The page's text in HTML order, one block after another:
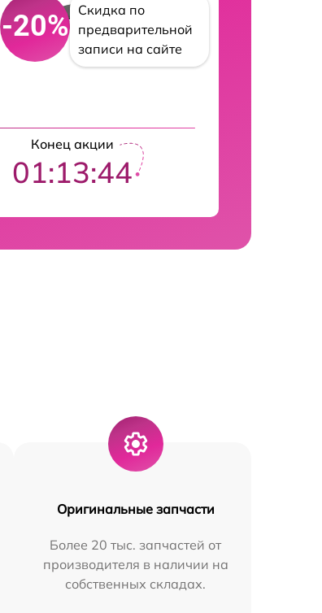
-20%
Скидка по
предварительной
записи на сайте
Конец акции
01:13:43
Оригинальные запчасти
Более 20 тыс. запчастей от
производителя в наличии на
собственных складах.